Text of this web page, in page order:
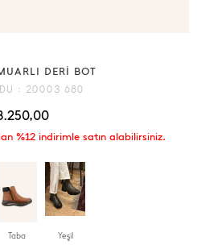
DERİ BOT
: 20003 680
%12 indirimle satın alabilirsiniz.
Taba Yeşil